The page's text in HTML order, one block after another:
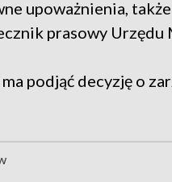
upoważnienia,
prasowy Urzędu
podjąć decyzję o